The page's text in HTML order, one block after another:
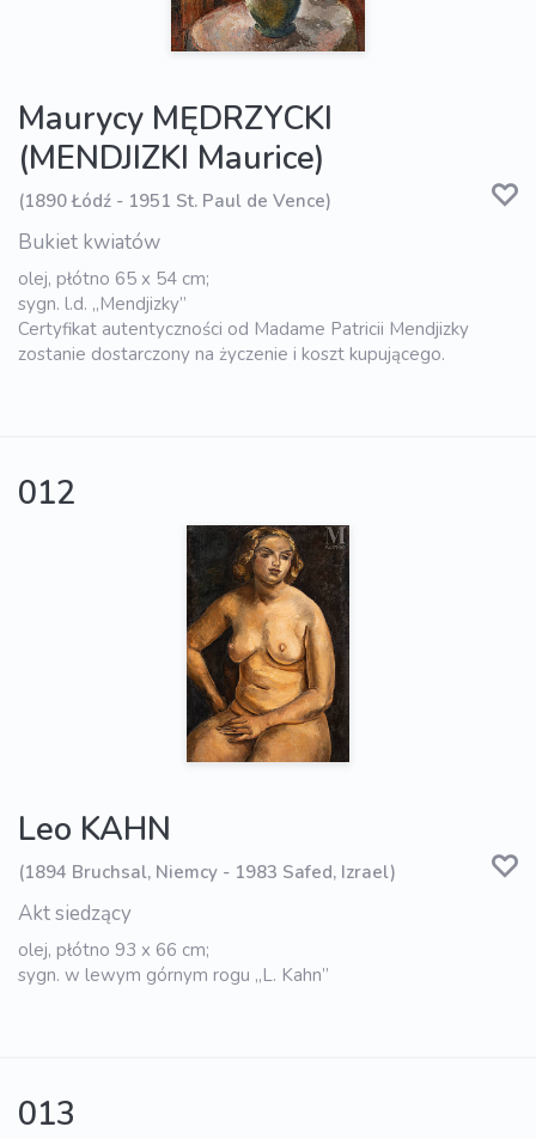
Maurycy MĘDRZYCKI
(MENDJIZKI Maurice)
(1890 Łódź - 1951 St. Paul de Vence)
Bukiet kwiatów
olej, płótno 65 x 54 cm;
sygn. l.d. „Mendjizky”
Certyfikat autentyczności od Madame Patricii Mendjizky
zostanie dostarczony na życzenie i koszt kupującego.
012
Leo KAHN
(1894 Bruchsal, Niemcy - 1983 Safed, Izrael)
Akt siedzący
olej, płótno 93 x 66 cm;
sygn. w lewym górnym rogu „L. Kahn”
013